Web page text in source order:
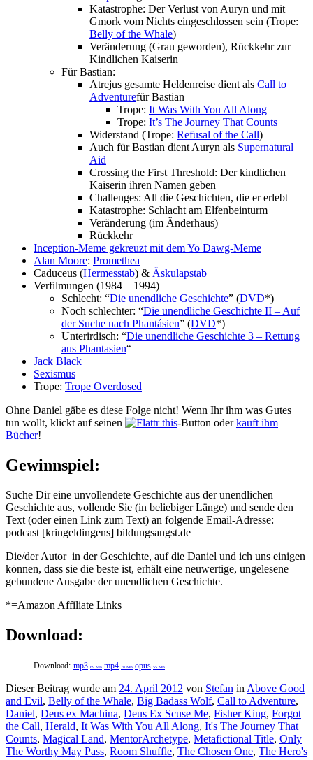
Katastrophe: Der Verlust von Auryn und mit
Gmork vom Nichts eingeschlossen sein (Trope:
Belly of the Whale)
Veränderung (Grau geworden), Rückkehr zur
Kindlichen Kaiserin
Für Bastian:
Atrejus gesamte Heldenreise dient als Call to
Adventurefür Bastian
Trope: It Was With You All Along
Trope: It’s The Journey That Counts
Widerstand (Trope: Refusal of the Call)
Auch für Bastian dient Auryn als Supernatural
Aid
Crossing the First Threshold: Der kindlichen
Kaiserin ihren Namen geben
Challenges: All die Geschichten, die er erlebt
Katastrophe: Schlacht am Elfenbeinturm
Veränderung (im Änderhaus)
Rückkehr
Inception-Meme gekreuzt mit dem Yo Dawg-Meme
Alan Moore: Promethea
Caduceus (Hermesstab) & Äskulapstab
Verfilmungen (1984 – 1994)
Schlecht: “Die unendliche Geschichte” (DVD*)
Noch schlechter: “Die unendliche Geschichte II – Auf
der Suche nach Phantásien” (DVD*)
Unterirdisch: “Die unendliche Geschichte 3 – Rettung
aus Phantasien“
Jack Black
Sexismus
Trope: Trope Overdosed
Ohne Daniel gäbe es diese Folge nicht! Wenn Ihr ihm was Gutes
tun wollt, klickt auf seinen
-Button oderkauft ihm
Bücher!
Gewinnspiel:
Suche Dir eine unvollendete Geschichte aus der unendlichen
Geschichte aus, vollende Sie (in beliebiger Länge) und sende den
Text (oder einen Link zum Text) an folgende Email-Adresse:
podcast [kringeldingens] bildungsangst.de
Die/der Autor_in der Geschichte, auf die Daniel und ich uns einigen
können, dass sie die beste ist, erhält eine neuwertige, ungelesene
gebundene Ausgabe der unendlichen Geschichte.
*=Amazon Affiliate Links
Download:
Download: mp3 69 MB mp4 78 MB opus 55 MB
Dieser Beitrag wurde am 24. April 2012 von Stefan in Above Good
and Evil, Belly of the Whale, Big Badass Wolf, Call to Adventure,
Daniel, Deus ex Machina, Deus Ex Scuse Me, Fisher King, Forgot
the Call, Herald, It Was With You All Along, It's The Journey That
Counts, Magical Land, MentorArchetype, Metafictional Title, Only
The Worthy May Pass, Room Shuffle, The Chosen One, The Hero's